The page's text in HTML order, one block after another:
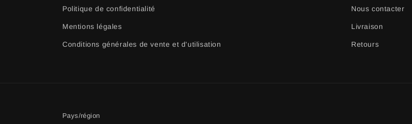
Politique de confidentialité
Mentions légales
Conditions générales de vente et d'utilisation
Nous contacter
Livraison
Retours
Pays/région